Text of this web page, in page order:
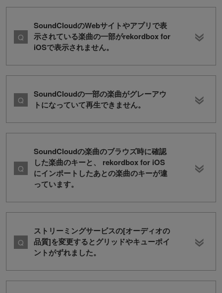
SoundCloudのWebサイトやアプリで表
示されている楽曲の一部がrekordbox for
iOSで表示されません。
SoundCloudの一部の楽曲がグレーアウ
トになっていて再生できません。
SoundCloudの楽曲のブラウズ時に確認
した楽曲のキーと、 rekordbox for iOS
にインポートしたあとの楽曲のキーが違
っています。
ストリーミングサービスの[オーディオの
品質]を変更するとグリッドやキューポイ
ントがずれました。